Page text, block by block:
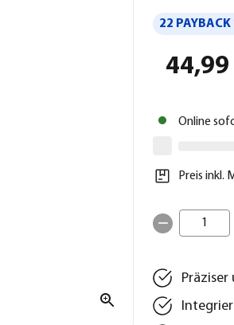
22
44,99
Online
Preis inkl.
1